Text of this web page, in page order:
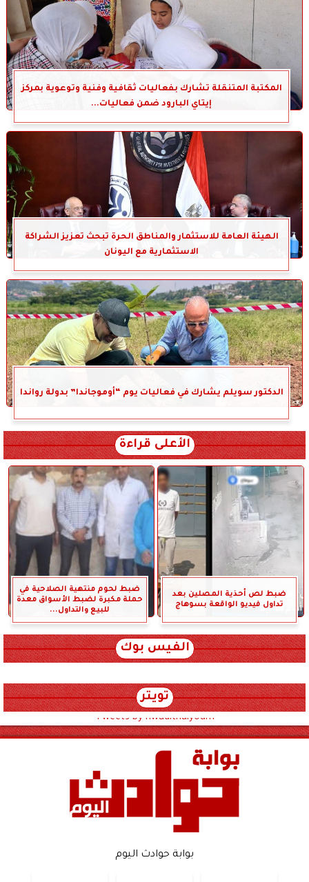
المكتبة المتنقلة تشارك بفعاليات ثقافية وفنية وتوعوية بمركز
إيتاي البارود ضمن فعاليات...
الهيئة العامة للاستثمار والمناطق الحرة تبحث تعزيز الشراكة
الاستثمارية مع اليونان
الدكتور سويلم يشارك في فعاليات يوم “أوموجاندا” بدولة رواندا
الأعلى قراءة
ضبط لص أحذية المصلين بعد
تداول فيديو الواقعة بسوهاج
ضبط لحوم منتهية الصلاحية في
حملة مكبرة لضبط الأسواق معدة
للبيع والتداول...
الفيس بوك
تويتر
Tweets by hwadithalyoum
بوابة حوادث اليوم